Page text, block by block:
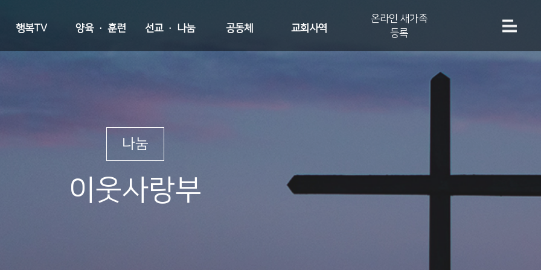
행복TV 양육 · 훈련 선교 · 나눔 공동체 교회사역
온라인 새가족
등록
나눔
이웃사랑부